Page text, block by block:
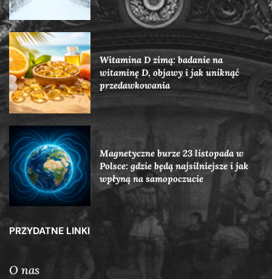
Witamina D zimą: badanie na
witaminę D, objawy i jak uniknąć
przedawkowania
Magnetyczne burze 23 listopada w
Polsce: gdzie będą najsilniejsze i jak
wpłyną na samopoczucie
PRZYDATNE LINKI
O nas